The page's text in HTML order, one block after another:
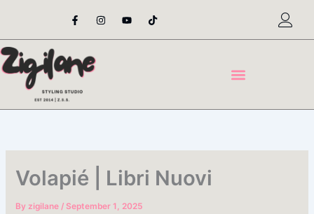
content
F
a
e
o
o
-
I
n
t
Y
o
t
T
i
t
Volapié | Libri Nuovi
Byzigilane/ September 1, 2025